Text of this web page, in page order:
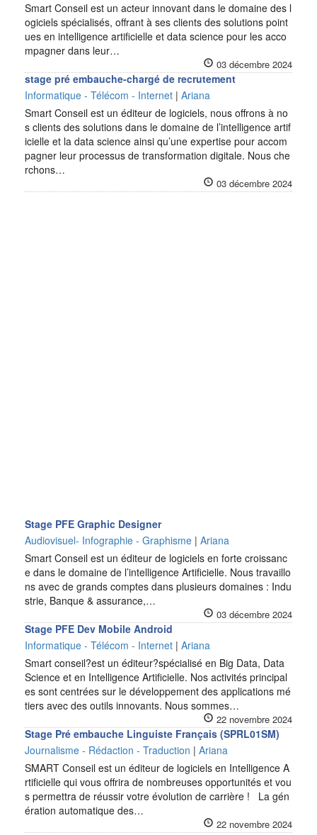
Smart Conseil est un acteur innovant dans le domaine des l
ogiciels spécialisés, offrant à ses clients des solutions point
ues en intelligence artificielle et data science pour les acco
mpagner dans leur…
03 décembre 2024
stage pré embauche-chargé de recrutement
Informatique - Télécom - Internet | Ariana
Smart Conseil est un éditeur de logiciels, nous offrons à no
s clients des solutions dans le domaine de l’intelligence artif
icielle et la data science ainsi qu’une expertise pour accom
pagner leur processus de transformation digitale. Nous che
rchons…
03 décembre 2024
Stage PFE Graphic Designer
Audiovisuel- Infographie - Graphisme | Ariana
Smart Conseil est un éditeur de logiciels en forte croissanc
e dans le domaine de l’intelligence Artificielle. Nous travaillo
ns avec de grands comptes dans plusieurs domaines : Indu
strie, Banque & assurance,…
03 décembre 2024
Stage PFE Dev Mobile Android
Informatique - Télécom - Internet | Ariana
Smart conseil?est un éditeur?spécialisé en Big Data, Data
Science et en Intelligence Artificielle. Nos activités principal
es sont centrées sur le développement des applications mé
tiers avec des outils innovants. Nous sommes…
22 novembre 2024
Stage Pré embauche Linguiste Français (SPRL01SM)
Journalisme - Rédaction - Traduction | Ariana
SMART Conseil est un éditeur de logiciels en Intelligence A
rtificielle qui vous offrira de nombreuses opportunités et vou
s permettra de réussir votre évolution de carrière ! La gén
ération automatique des…
22 novembre 2024